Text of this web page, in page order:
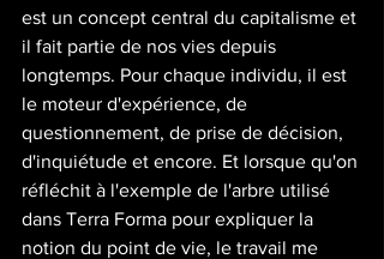
est un concept central du capitalisme et
il fait partie de nos vies depuis
longtemps. Pour chaque individu, il est
le moteur d'expérience, de
questionnement, de prise de décision,
d'inquiétude et encore. Et lorsque qu'on
réfléchit à l'exemple de l'arbre utilisé
dans Terra Forma pour expliquer la
notion du point de vie, le travail me